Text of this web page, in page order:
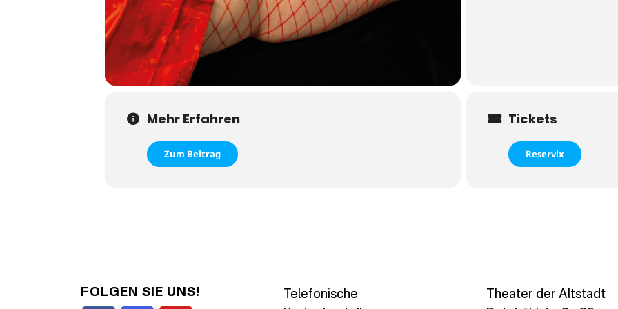
Mehr Erfahren
Zum Beitrag
Tickets
Reservix
FOLGEN SIE UNS!
Telefonische
Theater der Altstadt